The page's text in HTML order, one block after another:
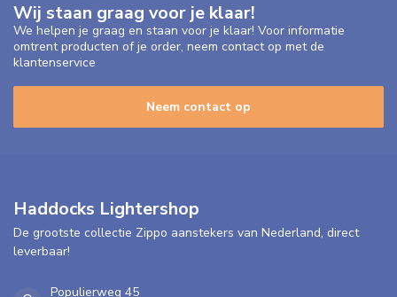
Wij staan graag voor je klaar!
We helpen je graag en staan voor je klaar! Voor informatie
omtrent producten of je order, neem contact op met de
klantenservice
Neem contact op
Haddocks Lightershop
De grootste collectie Zippo aanstekers van Nederland, direct
leverbaar!
Populierweg 45